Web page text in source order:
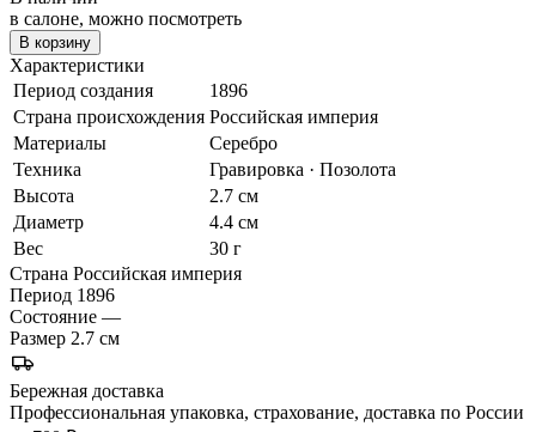
в салоне, можно посмотреть
В корзину
Характеристики
Период создания
1896
Страна происхождения Российская империя
Материалы
Серебро
Техника
Гравировка · Позолота
Высота
2.7 см
Диаметр
4.4 см
Вес
30 г
Страна Российская империя
Период 1896
Состояние —
Размер 2.7 см
Бережная доставка
Профессиональная упаковка, страхование, доставка по России